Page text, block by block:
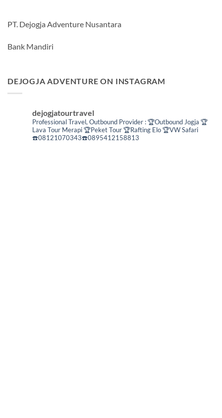
PT. Dejogja Adventure Nusantara
Bank Mandiri
DEJOGJA ADVENTURE ON INSTAGRAM
dejogjatourtravel
Professional Travel, Outbound Provider :🏆Outbound Jogja 🏆
Lava Tour Merapi🏆Peket Tour🏆Rafting Elo🏆VW Safari
☎️08121070343☎️0895412158813